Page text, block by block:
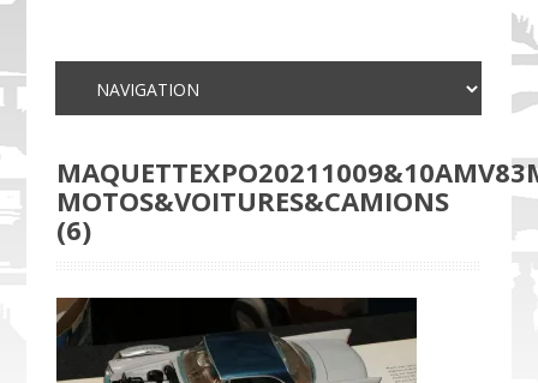
MOTOS&VOITURES&CAMIONS
(6)